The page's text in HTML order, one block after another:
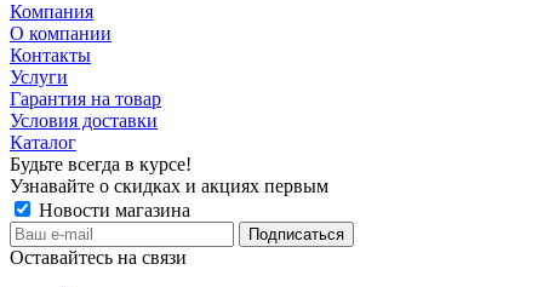
Компания
О компании
Контакты
Услуги
Гарантия на товар
Условия доставки
Каталог
Будьте всегда в курсе!
Узнавайте о скидках и акциях первым
Новости магазина
Оставайтесь на связи